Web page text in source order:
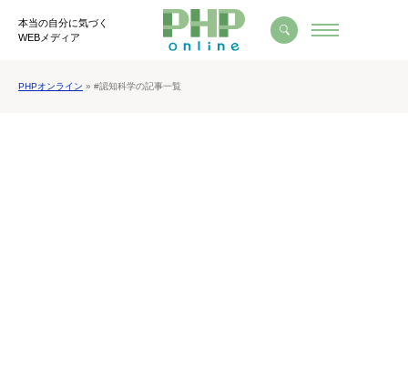
本当の自分に気づく
WEBメディア
PHPオンライン » #認知科学の記事一覧